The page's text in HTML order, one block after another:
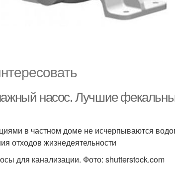
насос. Лучшие
в частном доме не исчерпываются
отходов жизнедеятельности
для канализации. Фото: shutterstock.com